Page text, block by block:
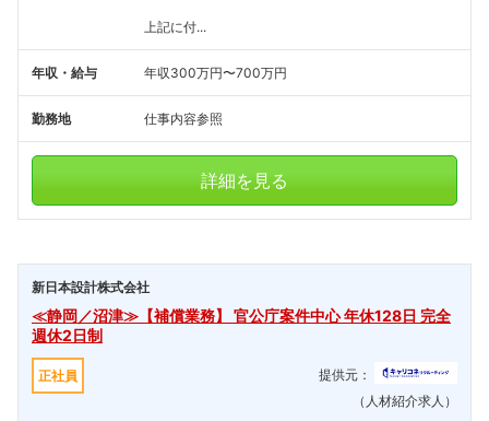
上記に付...
年収・給与 年収300万円〜700万円
勤務地 仕事内容参照
詳細を見る
新日本設計株式会社
≪静岡／沼津≫【補償業務】 官公庁案件中心 年休128日 完全
週休2日制
正社員
提供元：
（人材紹介求人）